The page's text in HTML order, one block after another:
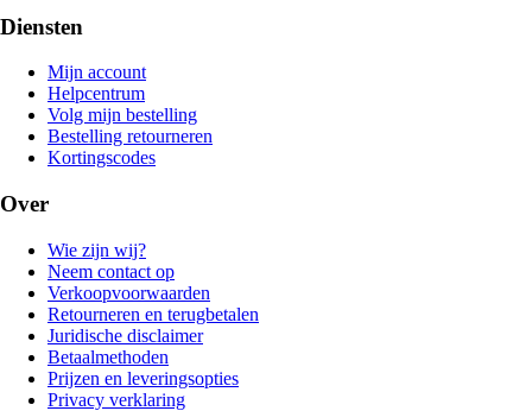
Diensten
Mijn account
Helpcentrum
Volg mijn bestelling
Bestelling retourneren
Kortingscodes
Over
Wie zijn wij?
Neem contact op
Verkoopvoorwaarden
Retourneren en terugbetalen
Juridische disclaimer
Betaalmethoden
Prijzen en leveringsopties
Privacy verklaring